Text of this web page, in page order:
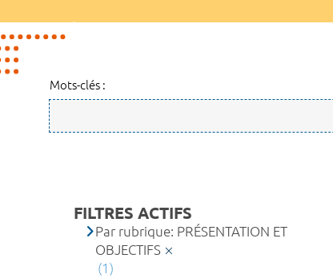
Mots-clés :
FILTRES ACTIFS
Par rubrique: PRÉSENTATION ET
OBJECTIFS
(1)